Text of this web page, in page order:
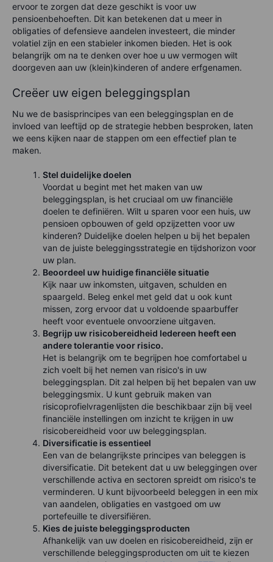
ervoor te zorgen dat deze geschikt is voor uw
pensioenbehoeften. Dit kan betekenen dat u meer in
obligaties of defensieve aandelen investeert, die minder
volatiel zijn en een stabieler inkomen bieden. Het is ook
belangrijk om na te denken over hoe u uw vermogen wilt
doorgeven aan uw (klein)kinderen of andere erfgenamen.
Creëer uw eigen beleggingsplan
Nu we de basisprincipes van een beleggingsplan en de
invloed van leeftijd op de strategie hebben besproken, laten
we eens kijken naar de stappen om een effectief plan te
maken.
Stel duidelijke doelen
Voordat u begint met het maken van uw
beleggingsplan, is het cruciaal om uw financiële
doelen te definiëren. Wilt u sparen voor een huis, uw
pensioen opbouwen of geld opzijzetten voor uw
kinderen? Duidelijke doelen helpen u bij het bepalen
van de juiste beleggingsstrategie en tijdshorizon voor
uw plan.
Beoordeel uw huidige financiële situatie
Kijk naar uw inkomsten, uitgaven, schulden en
spaargeld. Beleg enkel met geld dat u ook kunt
missen, zorg ervoor dat u voldoende spaarbuffer
heeft voor eventuele onvoorziene uitgaven.
Begrijp uw risicobereidheid Iedereen heeft een
andere tolerantie voor risico.
Het is belangrijk om te begrijpen hoe comfortabel u
zich voelt bij het nemen van risico's in uw
beleggingsplan. Dit zal helpen bij het bepalen van uw
beleggingsmix. U kunt gebruik maken van
risicoprofielvragenlijsten die beschikbaar zijn bij veel
financiële instellingen om inzicht te krijgen in uw
risicobereidheid voor uw beleggingsplan.
Diversificatie is essentieel
Een van de belangrijkste principes van beleggen is
diversificatie. Dit betekent dat u uw beleggingen over
verschillende activa en sectoren spreidt om risico's te
verminderen. U kunt bijvoorbeeld beleggen in een mix
van aandelen, obligaties en vastgoed om uw
portefeuille te diversifiëren.
Kies de juiste beleggingsproducten
Afhankelijk van uw doelen en risicobereidheid, zijn er
verschillende beleggingsproducten om uit te kiezen